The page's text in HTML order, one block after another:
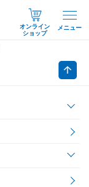
オンライン
ショップ
メニュー